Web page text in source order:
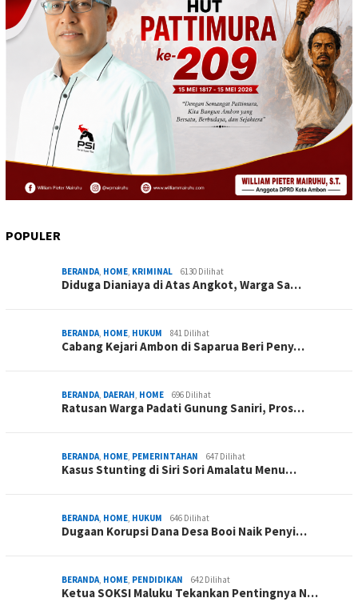
POPULER
BERANDA, HOME, KRIMINAL 6130 Dilihat
Diduga Dianiaya di Atas Angkot, Warga Sa…
BERANDA, HOME, HUKUM 841 Dilihat
Cabang Kejari Ambon di Saparua Beri Peny…
BERANDA, DAERAH, HOME 696 Dilihat
Ratusan Warga Padati Gunung Saniri, Pros…
BERANDA, HOME, PEMERINTAHAN 647 Dilihat
Kasus Stunting di Siri Sori Amalatu Menu…
BERANDA, HOME, HUKUM 646 Dilihat
Dugaan Korupsi Dana Desa Booi Naik Penyi…
BERANDA, HOME, PENDIDIKAN 642 Dilihat
Ketua SOKSI Maluku Tekankan Pentingnya N…